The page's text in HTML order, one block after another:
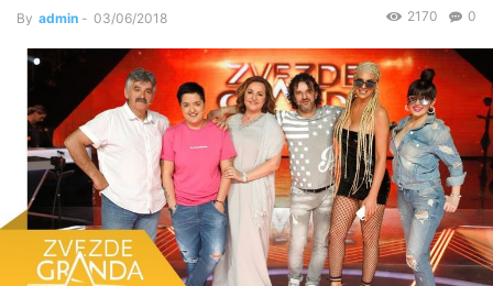
By admin - 03/06/2018 0
2170